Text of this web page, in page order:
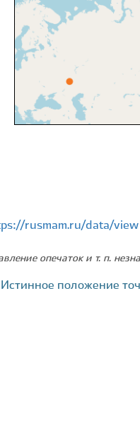
rusmam.ru/data/
опечаток и т. п.
положение